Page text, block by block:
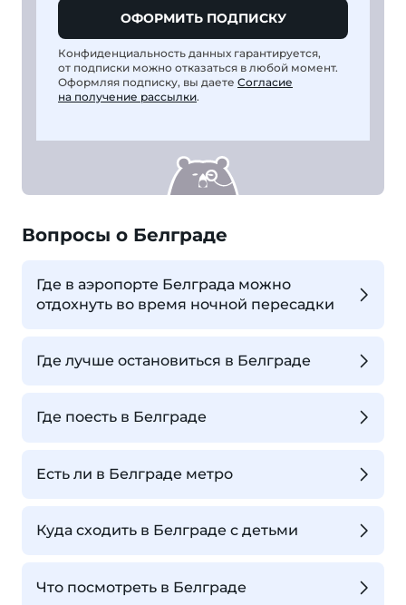
ОФОРМИТЬ ПОДПИСКУ
Конфиденциальность данных гарантируется,
от подписки можно отказаться в любой момент.
Оформляя подписку, вы даете Согласие
на получение рассылки.
Вопросы о Белграде
Где в аэропорте Белграда можно
отдохнуть во время ночной пересадки
Где лучше остановиться в Белграде
Где поесть в Белграде
Есть ли в Белграде метро
Куда сходить в Белграде с детьми
Что посмотреть в Белграде